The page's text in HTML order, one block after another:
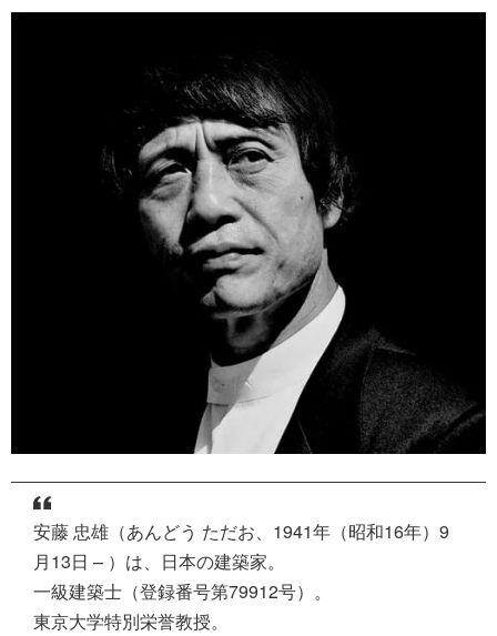
安藤 忠雄（あんどう ただお、1941年（昭和16年）9
月13日 – ）は、日本の建築家。
一級建築士（登録番号第79912号）。
東京大学特別栄誉教授。